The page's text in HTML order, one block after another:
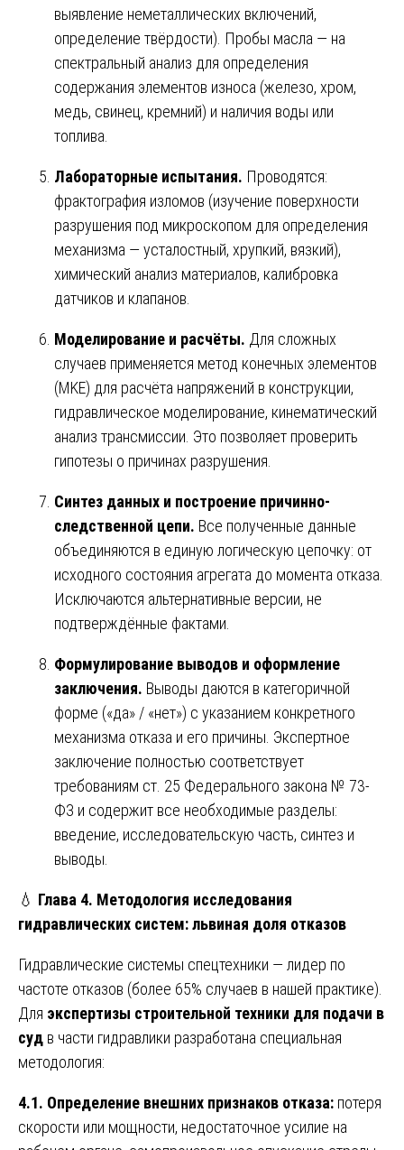
выявление неметаллических включений,
определение твёрдости). Пробы масла — на
спектральный анализ для определения
содержания элементов износа (железо, хром,
медь, свинец, кремний) и наличия воды или
топлива.
Лабораторные испытания. Проводятся:
фрактография изломов (изучение поверхности
разрушения под микроскопом для определения
механизма — усталостный, хрупкий, вязкий),
химический анализ материалов, калибровка
датчиков и клапанов.
Моделирование и расчёты. Для сложных
случаев применяется метод конечных элементов
(MKE) для расчёта напряжений в конструкции,
гидравлическое моделирование, кинематический
анализ трансмиссии. Это позволяет проверить
гипотезы о причинах разрушения.
Синтез данных и построение причинно-
следственной цепи. Все полученные данные
объединяются в единую логическую цепочку: от
исходного состояния агрегата до момента отказа.
Исключаются альтернативные версии, не
подтверждённые фактами.
Формулирование выводов и оформление
заключения. Выводы даются в категоричной
форме («да» / «нет») с указанием конкретного
механизма отказа и его причины. Экспертное
заключение полностью соответствует
требованиям ст. 25 Федерального закона № 73-
ФЗ и содержит все необходимые разделы:
введение, исследовательскую часть, синтез и
выводы.
💧 Глава 4. Методология исследования
гидравлических систем: львиная доля отказов
Гидравлические системы спецтехники — лидер по
частоте отказов (более 65% случаев в нашей практике).
Для экспертизы строительной техники для подачи в
суд в части гидравлики разработана специальная
методология:
4.1. Определение внешних признаков отказа: потеря
скорости или мощности, недостаточное усилие на